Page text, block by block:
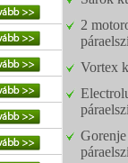
2
Vortex